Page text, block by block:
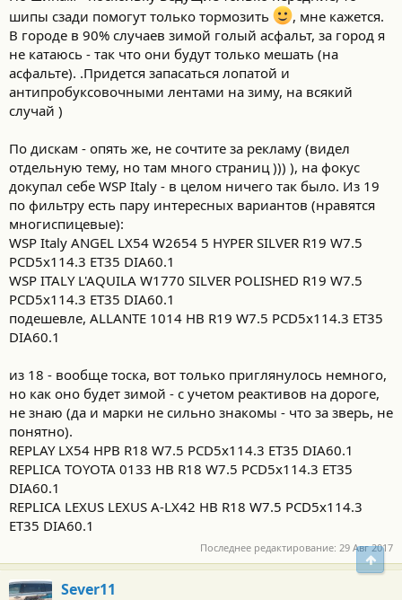
основном снега мало было. Но это давно было. У вас все равно
нет , наверное, снега в метр - полтора, как у нас. Я бы ставил
"шипы" по принципу " хуже не будет".
шипы сзади помогут только тормозить
, мне кажется.
В городе в 90% случаев зимой голый асфальт, за город я
не катаюсь - так что они будут только мешать (на
асфальте). .Придется запасаться лопатой и
антипробуксовочными лентами на зиму, на всякий
случай )
По дискам - опять же, не сочтите за рекламу (видел
отдельную тему, но там много страниц ))) ), на фокус
докупал себе WSP Italy - в целом ничего так было. Из 19
по фильтру есть пару интересных вариантов (нравятся
многиспицевые):
WSP Italy ANGEL LX54 W2654 5 HYPER SILVER R19 W7.5
PCD5x114.3 ET35 DIA60.1
WSP ITALY L'AQUILA W1770 SILVER POLISHED R19 W7.5
PCD5x114.3 ET35 DIA60.1
подешевле, ALLANTE 1014 HB R19 W7.5 PCD5x114.3 ET35
DIA60.1
из 18 - вообще тоска, вот только приглянулось немного,
но как оно будет зимой - с учетом реактивов на дороге,
не знаю (да и марки не сильно знакомы - что за зверь, не
понятно).
REPLAY LX54 HPB R18 W7.5 PCD5x114.3 ET35 DIA60.1
REPLICA TOYOTA 0133 HB R18 W7.5 PCD5x114.3 ET35
DIA60.1
REPLICA LEXUS LEXUS A-LX42 HB R18 W7.5 PCD5x114.3
ET35 DIA60.1
Последнее редактирование: 29 Авг 2017
Sever11